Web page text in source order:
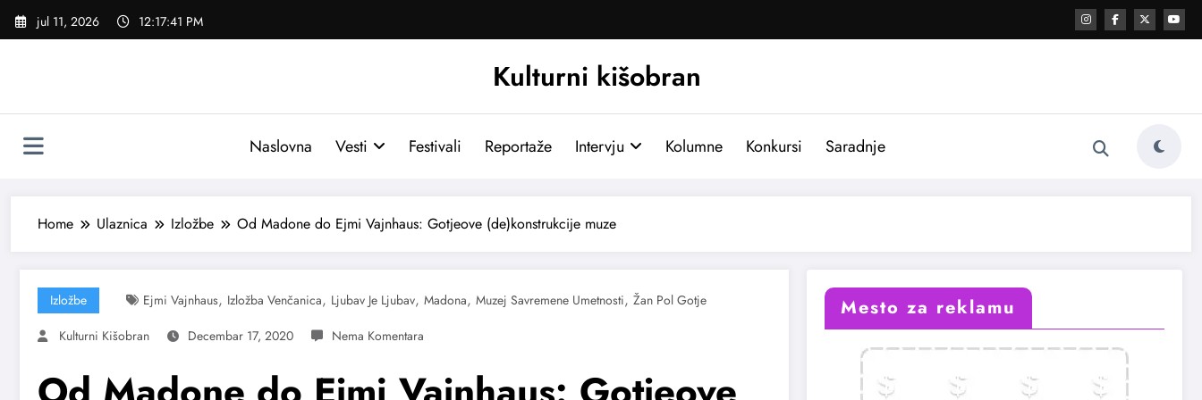
Skoči
jul 11, 2026 12:17:43 PM
Kulturni kišobran
Naslovna Vesti Festivali Reportaže Intervju Kolumne Konkursi Saradnje
Home Ulaznica Izložbe Od Madone do Ejmi Vajnhaus: Gotjeove (de)konstrukcije muze
Izložbe Ejmi Vajnhaus, Izložba Venčanica, Ljubav Je Ljubav, Madona, Muzej Savremene Umetnosti, Žan Pol Gotje
Kulturni Kišobran
Decembar 17, 2020
Mesto za reklamu